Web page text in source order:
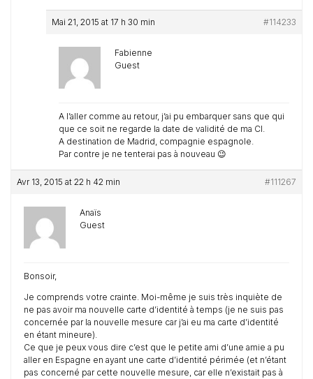
Mai 21, 2015 at 17 h 30 min #114233
Fabienne
Guest
A l’aller comme au retour, j’ai pu embarquer sans que qui
que ce soit ne regarde la date de validité de ma CI.
A destination de Madrid, compagnie espagnole.
Par contre je ne tenterai pas à nouveau 😉
Avr 13, 2015 at 22 h 42 min #111267
Anaïs
Guest
Bonsoir,
Je comprends votre crainte. Moi-même je suis très inquiète de
ne pas avoir ma nouvelle carte d’identité à temps (je ne suis pas
concernée par la nouvelle mesure car j’ai eu ma carte d’identité
en étant mineure).
Ce que je peux vous dire c’est que le petite ami d’une amie a pu
aller en Espagne en ayant une carte d’identité périmée (et n’étant
pas concerné par cette nouvelle mesure, car elle n’existait pas à